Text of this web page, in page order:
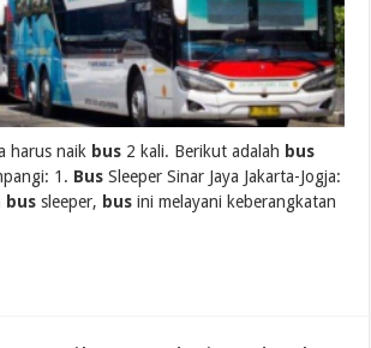
harus naik bus 2 kali. Berikut adalah bus
1. Bus Sleeper Sinar Jaya Jakarta-Jogja:
bus sleeper, bus ini melayani keberangkatan